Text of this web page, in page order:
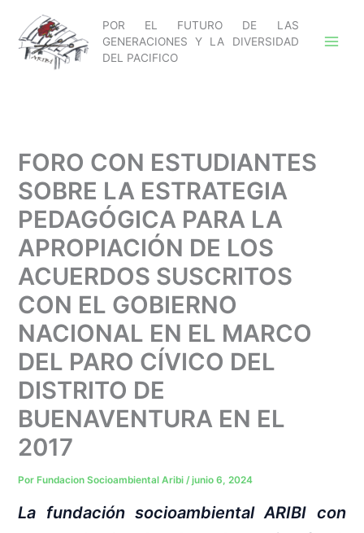
contenido
POR EL FUTURO DE LAS
GENERACIONES Y LA DIVERSIDAD
DEL PACIFICO
FORO CON ESTUDIANTES
SOBRE LA ESTRATEGIA
PEDAGÓGICA PARA LA
APROPIACIÓN DE LOS
ACUERDOS SUSCRITOS
CON EL GOBIERNO
NACIONAL EN EL MARCO
DEL PARO CÍVICO DEL
DISTRITO DE
BUENAVENTURA EN EL
2017
Por Fundacion Socioambiental Aribi/ junio 6, 2024
La fundación socioambiental ARIBI con